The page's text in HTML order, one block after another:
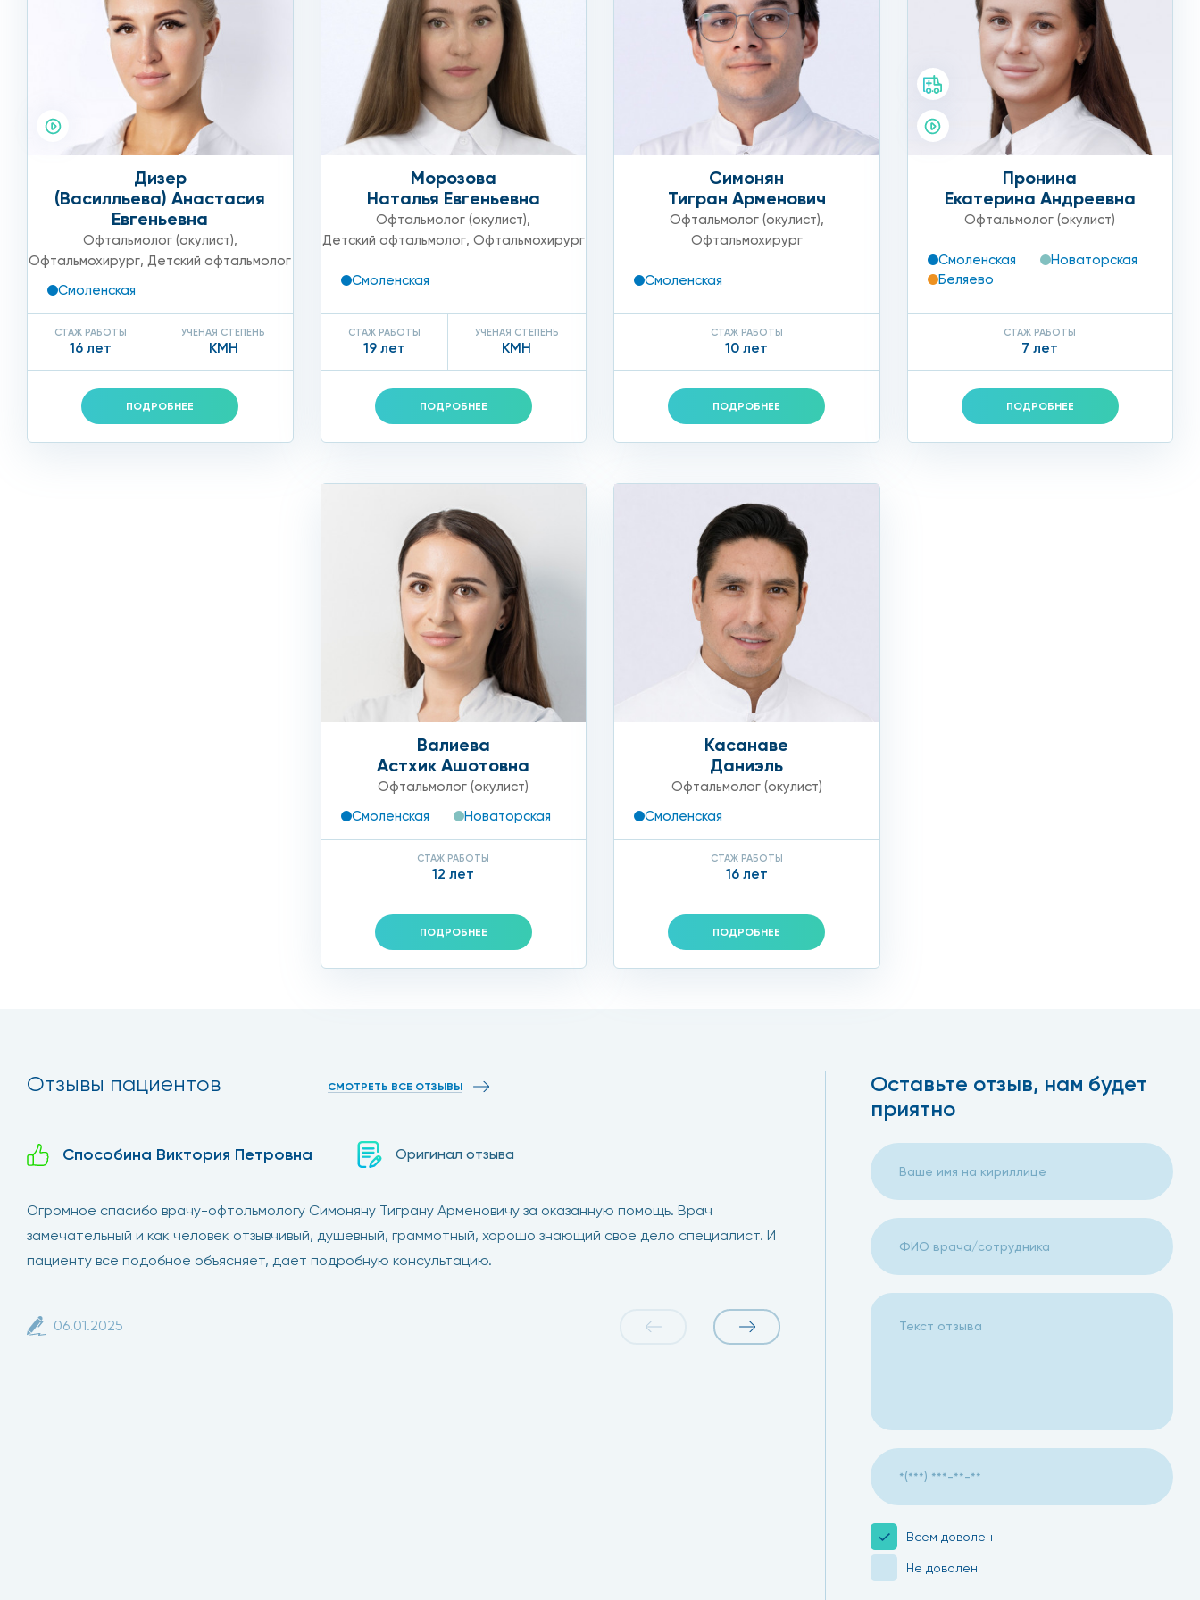
Дизер
(Василльева) Анастасия
Евгеньевна
Офтальмолог (окулист),
Офтальмохирург,Детский офтальмолог
Смоленская
СТАЖ РАБОТЫ
16 лет
УЧЕНАЯ СТЕПЕНЬ
КМН
ПОДРОБНЕЕ
Морозова
Наталья Евгеньевна
Офтальмолог (окулист),
Детский офтальмолог, Офтальмохирург
Смоленская
СТАЖ РАБОТЫ
19 лет
УЧЕНАЯ СТЕПЕНЬ
КМН
ПОДРОБНЕЕ
Симонян
Тигран Арменович
Офтальмолог (окулист),
Офтальмохирург
Смоленская
СТАЖ РАБОТЫ
10 лет
ПОДРОБНЕЕ
Пронина
Екатерина Андреевна
Офтальмолог (окулист)
Смоленская
Новаторская
Беляево
СТАЖ РАБОТЫ
7 лет
ПОДРОБНЕЕ
Валиева
Астхик Ашотовна
Офтальмолог (окулист)
Смоленская
Новаторская
СТАЖ РАБОТЫ
12 лет
ПОДРОБНЕЕ
Касанаве
Даниэль
Офтальмолог (окулист)
Смоленская
СТАЖ РАБОТЫ
16 лет
ПОДРОБНЕЕ
Отзывы пациентов СМОТРЕТЬ ВСЕ ОТЗЫВЫ
Способина Виктория Петровна Оригинал отзыва
Огромное спасибо врачу-офтольмологу Симоняну Тиграну Арменовичу за оказанную помощь. Врач
замечательный и как человек отзывчивый, душевный, граммотный, хорошо знающий свое дело специалист. И
пациенту все подобное объясняет, дает подробную консультацию.
06.01.2025
Эльвира Федоровна
города и Тигран Арменович всегда уверенно и
благодарна ему. Мне 82 года,а уезжаю всегда
уважением, Эльвира Федоровна
Оставьте отзыв, нам будет
приятно
Всем доволен
Не доволен